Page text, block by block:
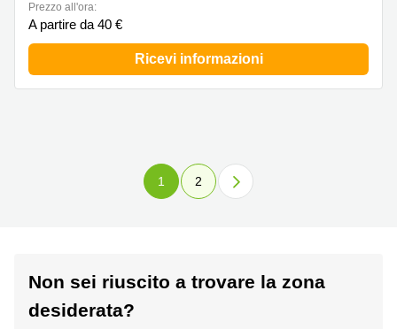
Prezzo all'ora:
A partire da 40 €
Ricevi informazioni
1 2
Non sei riuscito a trovare la zona
desiderata?